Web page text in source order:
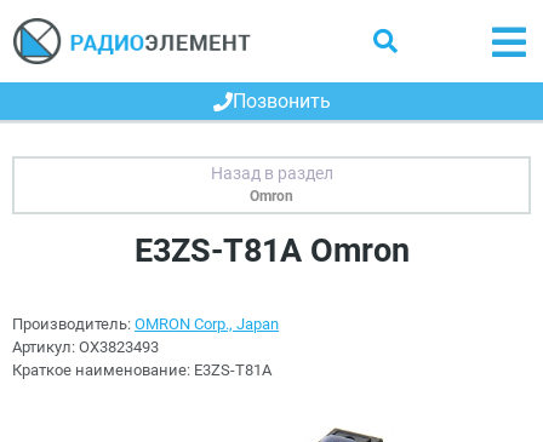
Позвонить
Omron
E3ZS-T81A Omron
Производитель: OMRON Corp., Japan
Артикул: OX3823493
Краткое наименование: E3ZS-T81A